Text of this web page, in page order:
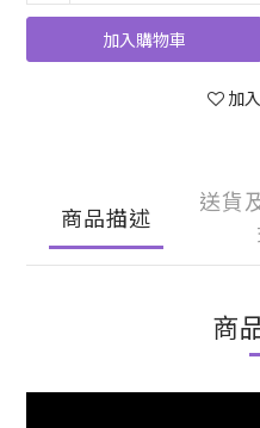
加入購物車
加
商品描述
送貨
商